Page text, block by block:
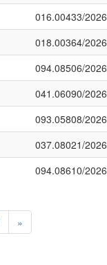
016.00433/2026
018.00364/2026
094.08506/2026
041.06090/2026
093.05808/2026
037.08021/2026
094.08610/2026
»